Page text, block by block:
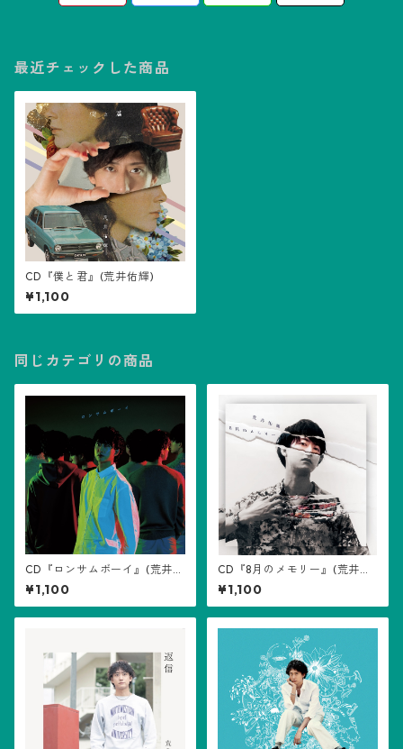
最近チェックした商品
CD『僕と君』(荒井佑輝)
¥1,100
同じカテゴリの商品
CD『ロンサムボーイ』(荒井佑
輝)
¥1,100
CD『8月のメモリー』(荒井佑
輝)
¥1,100